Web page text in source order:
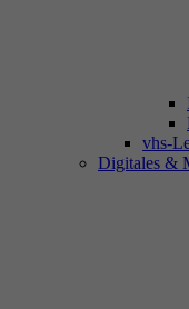
vhs-
Digitales &